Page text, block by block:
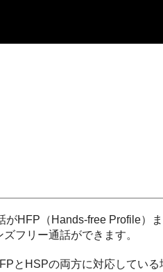
がHFP（Hands-free Profile）
フリー通話ができます。
とHSPの両方に対応している